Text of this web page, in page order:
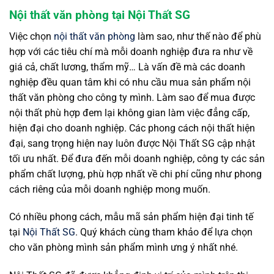
Nội thất văn phòng tại Nội Thất SG
Việc chọn nội thất văn phòng làm sao, như thế nào để phù
hợp với các tiêu chí mà mỗi doanh nghiệp đưa ra như về
giá cả, chất lương, thẩm mỹ… Là vấn đề mà các doanh
nghiệp đều quan tâm khi có nhu cầu mua sản phẩm nội
thất văn phòng cho công ty mình. Làm sao để mua được
nội thất phù hợp đem lại không gian làm việc đẳng cấp,
hiện đại cho doanh nghiệp. Các phong cách nội thất hiện
đại, sang trọng hiện nay luôn được Nội Thất SG cập nhật
tối ưu nhất. Để đưa đến mỗi doanh nghiệp, công ty các sản
phẩm chất lượng, phù hợp nhất về chi phí cũng như phong
cách riêng của mỗi doanh nghiệp mong muốn.
Có nhiều phong cách, mẫu mã sản phẩm hiện đại tinh tế
tại Nội Thất SG. Quý khách cùng tham khảo để lựa chọn
cho văn phòng mình sản phẩm mình ưng ý nhất nhé.